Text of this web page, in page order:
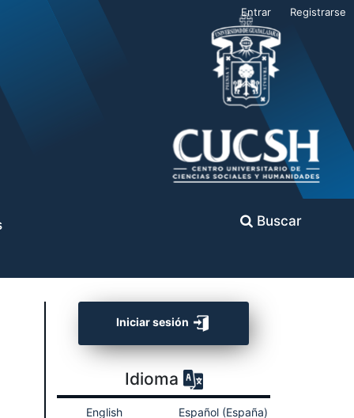
Buscar
Entrar Registrarse
Iniciar sesión
Idioma
English Español (España)